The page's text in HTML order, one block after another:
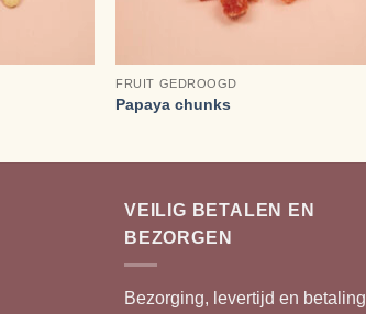
FRUIT GEDROOGD
Papaya chunks
VEILIG BETALEN EN
BEZORGEN
Bezorging, levertijd en betaling